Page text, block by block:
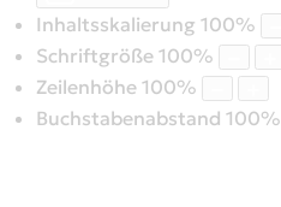
Inhaltsskalierung 100%
Schriftgröße 100%
Zeilenhöhe 100%
Buchstabenabstand 100%